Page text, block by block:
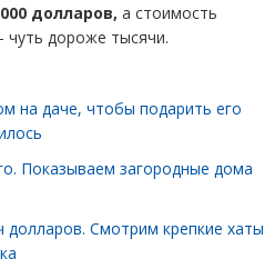
000 долларов, а стоимость
дороже тысячи.
на даче, чтобы подарить его
Показываем загородные дома
Смотрим крепкие хаты